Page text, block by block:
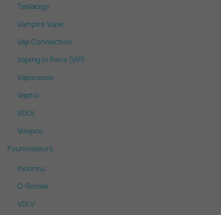
Teslacigs
Vampire Vape
Vap Connection
Vaping In Paris (VIP)
Vaporesso
Vaptio
VDLV
Voopoo
Fournisseurs
Inconnu
O-Smoke
VDLV